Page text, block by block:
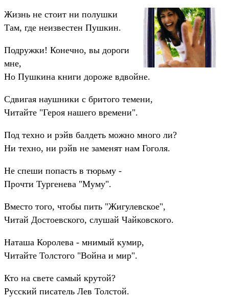
Жизнь не стоит ни полушки
Там, где неизвестен Пушкин.
Подружки! Конечно, вы дороги
мне,
Но Пушкина книги дороже вдвойне.
Сдвигая наушники с бритого темени,
Читайте "Героя нашего времени".
Под техно и рэйв балдеть можно много ли?
Ни техно, ни рэйв не заменят нам Гоголя.
Не спеши попасть в тюрьму -
Прочти Тургенева "Муму".
Вместо того, чтобы пить "Жигулевское",
Читай Достоевского, слушай Чайковского.
Наташа Королева - мнимый кумир,
Читайте Толстого "Война и мир".
Кто на свете самый крутой?
Русский писатель Лев Толстой.